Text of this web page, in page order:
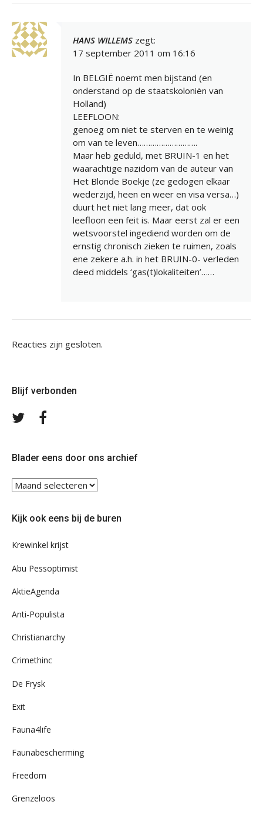
HANS WILLEMS zegt:
17 september 2011 om 16:16
In BELGIË noemt men bijstand (en
onderstand op de staatskoloniën van
Holland)
LEEFLOON:
genoeg om niet te sterven en te weinig
om van te leven……………………….
Maar heb geduld, met BRUIN-1 en het
waarachtige nazidom van de auteur van
Het Blonde Boekje (ze gedogen elkaar
wederzijd, heen en weer en visa versa…)
duurt het niet lang meer, dat ook
leefloon een feit is. Maar eerst zal er een
wetsvoorstel ingediend worden om de
ernstig chronisch zieken te ruimen, zoals
ene zekere a.h. in het BRUIN-0- verleden
deed middels ‘gas(t)lokaliteiten’……
Reacties zijn gesloten.
Blijf verbonden
Volg
Blader eens door ons archief
Blader
ons
Kijk ook eens bij de buren
Krewinkel krijst
Abu Pessoptimist
AktieAgenda
Anti-Populista
Christianarchy
Crimethinc
De Frysk
Exit
Fauna4life
Faunabescherming
Freedom
Grenzeloos